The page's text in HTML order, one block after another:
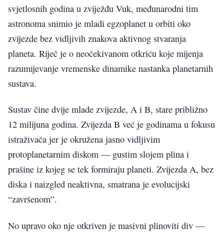
svjetlosnih godina u zviježđu Vuk, međunarodni tim
astronoma snimio je mladi egzoplanet u orbiti oko
zvijezde bez vidljivih znakova aktivnog stvaranja
planeta. Riječ je o neočekivanom otkriću koje mijenja
razumijevanje vremenske dinamike nastanka planetarnih
sustava.
Sustav čine dvije mlade zvijezde, A i B, stare približno
12 milijuna godina. Zvijezda B već je godinama u fokusu
istraživača jer je okružena jasno vidljivim
protoplanetarnim diskom — gustim slojem plina i
prašine iz kojeg se tek formiraju planeti. Zvijezda A, bez
diska i naizgled neaktivna, smatrana je evolucijski
“završenom”.
No upravo oko nje otkriven je masivni plinoviti div —